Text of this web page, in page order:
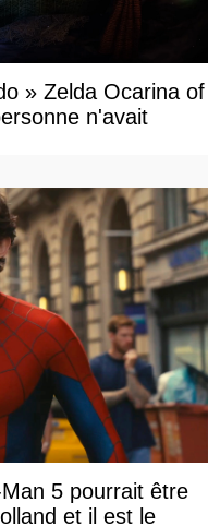
» Zelda Ocarina of
n'avait
5 pourrait être
et il est le